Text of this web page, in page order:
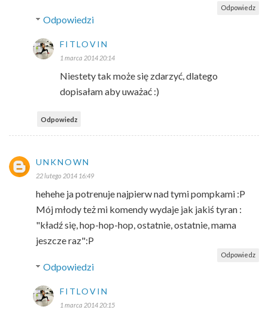
Odpowiedz
Odpowiedzi
FITLOVIN
1 marca 2014 20:14
Niestety tak może się zdarzyć, dlatego
dopisałam aby uważać :)
Odpowiedz
UNKNOWN
22 lutego 2014 16:49
hehehe ja potrenuje najpierw nad tymi pompkami :P
Mój młody też mi komendy wydaje jak jakiś tyran :
"kładź się, hop-hop-hop, ostatnie, ostatnie, mama
jeszcze raz":P
Odpowiedz
Odpowiedzi
FITLOVIN
1 marca 2014 20:15